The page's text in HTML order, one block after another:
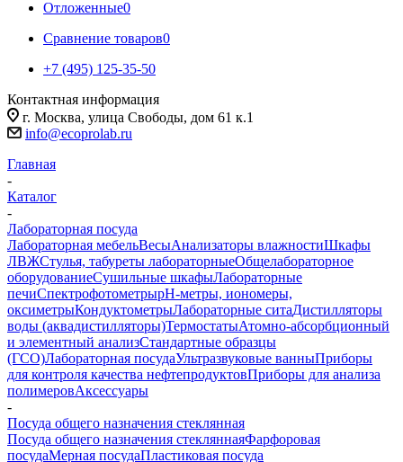
Отложенные0
Сравнение товаров0
+7 (495) 125-35-50
Контактная информация
г. Москва, улица Свободы, дом 61 к.1
info@ecoprolab.ru
Главная
-
Каталог
-
Лабораторная посуда
Лабораторная мебельВесыАнализаторы влажностиШкафы
ЛВЖСтулья, табуреты лабораторныеОбщелабораторное
оборудованиеСушильные шкафыЛабораторные
печиСпектрофотометрыpH-метры, иономеры,
оксиметрыКондуктометрыЛабораторные ситаДистилляторы
воды (аквадистилляторы)ТермостатыАтомно-абсорбционный
и элементный анализСтандартные образцы
(ГСО)Лабораторная посудаУльтразвуковые ванныПриборы
для контроля качества нефтепродуктовПриборы для анализа
полимеровАксессуары
-
Посуда общего назначения стеклянная
Посуда общего назначения стекляннаяФарфоровая
посудаМерная посудаПластиковая посуда